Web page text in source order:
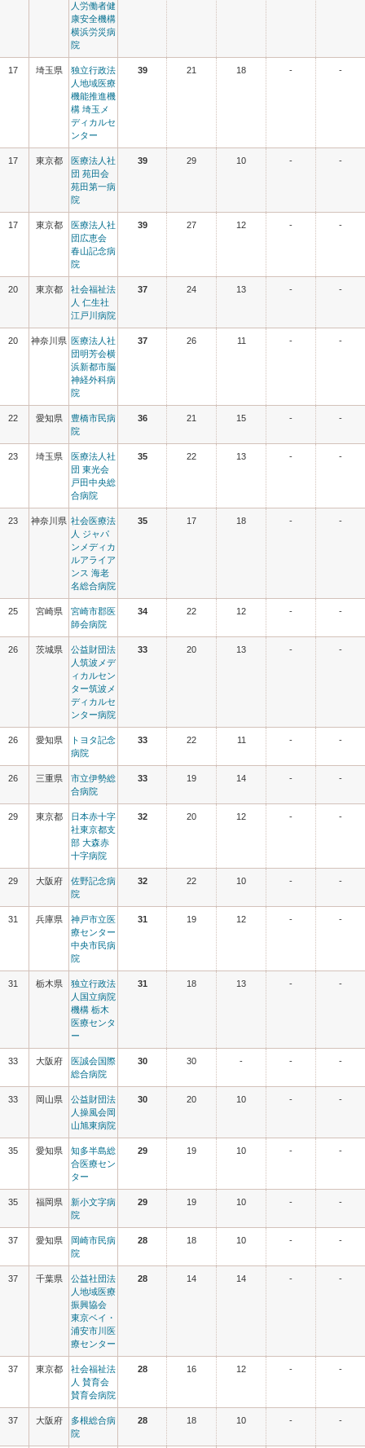
人労働者健
康安全機構
横浜労災病
院
17 埼玉県
独立行政法
人地域医療
機能推進機
構 埼玉メ
ディカルセ
ンター
39 21 18 - -
17 東京都
医療法人社
団 苑田会
苑田第一病
院
39 29 10 - -
17 東京都
医療法人社
団広恵会
春山記念病
院
39 27 12 - -
20 東京都
社会福祉法
人 仁生社
江戸川病院
37 24 13 - -
20 神奈川県 医療法人社
団明芳会横
浜新都市脳
神経外科病
院
37 26 11 - -
22 愛知県
豊橋市民病
院
36 21 15 - -
23 埼玉県
医療法人社
団 東光会
戸田中央総
合病院
35 22 13 - -
23 神奈川県 社会医療法
人 ジャパ
ンメディカ
ルアライア
ンス 海老
名総合病院
35 17 18 - -
25 宮崎県
宮崎市郡医
師会病院
34 22 12 - -
26 茨城県
公益財団法
人筑波メデ
ィカルセン
ター筑波メ
ディカルセ
ンター病院
33 20 13 - -
26 愛知県
トヨタ記念
病院
33 22 11 - -
26 三重県
市立伊勢総
合病院
33 19 14 - -
29 東京都
日本赤十字
社東京都支
部 大森赤
十字病院
32 20 12 - -
29 大阪府
佐野記念病
院
32 22 10 - -
31 兵庫県
神戸市立医
療センター
中央市民病
院
31 19 12 - -
31 栃木県
独立行政法
人国立病院
機構 栃木
医療センタ
ー
31 18 13 - -
33 大阪府
医誠会国際
総合病院
30 30 - - -
33 岡山県
公益財団法
人操風会岡
山旭東病院
30 20 10 - -
35 愛知県
知多半島総
合医療セン
ター
29 19 10 - -
35 福岡県
新小文字病
院
29 19 10 - -
37 愛知県
岡崎市民病
院
28 18 10 - -
37 千葉県
公益社団法
人地域医療
振興協会
東京ベイ・
浦安市川医
療センター
28 14 14 - -
37 東京都
社会福祉法
人 賛育会
賛育会病院
28 16 12 - -
37 大阪府
多根総合病
院
28 18 10 - -